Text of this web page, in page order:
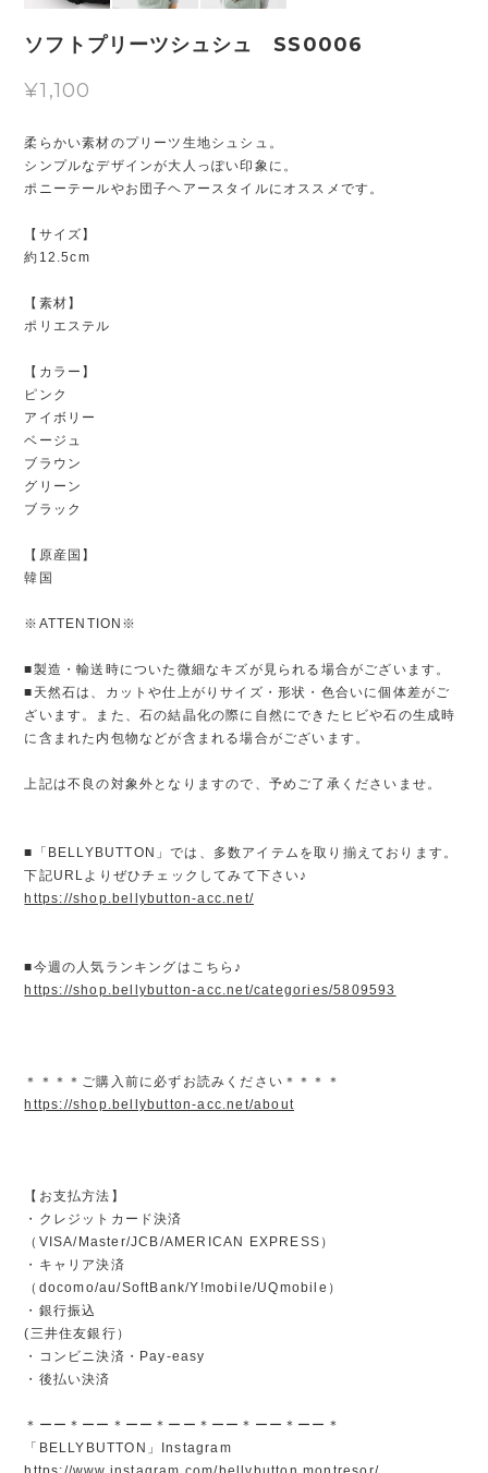
ソフトプリーツシュシュ SS0006
¥1,100
柔らかい素材のプリーツ生地シュシュ。
シンプルなデザインが大人っぽい印象に。
ポニーテールやお団子ヘアースタイルにオススメです。
【サイズ】
約12.5cm
【素材】
ポリエステル
【カラー】
ピンク
アイボリー
ベージュ
ブラウン
グリーン
ブラック
【原産国】
韓国
※ATTENTION※
■製造・輸送時についた微細なキズが見られる場合がございます。
■天然石は、カットや仕上がりサイズ・形状・色合いに個体差がご
ざいます。また、石の結晶化の際に自然にできたヒビや石の生成時
に含まれた内包物などが含まれる場合がございます。
上記は不良の対象外となりますので、予めご了承くださいませ。
■「BELLYBUTTON」では、多数アイテムを取り揃えております。
下記URLよりぜひチェックしてみて下さい♪
https://shop.bellybutton-acc.net/
■今週の人気ランキングはこちら♪
https://shop.bellybutton-acc.net/categories/5809593
＊＊＊＊ご購入前に必ずお読みください＊＊＊＊
https://shop.bellybutton-acc.net/about
【お支払方法】
・クレジットカード決済
（VISA/Master/JCB/AMERICAN EXPRESS）
・キャリア決済
（docomo/au/SoftBank/Y!mobile/UQmobile）
・銀行振込
(三井住友銀行）
・コンビニ決済・Pay-easy
・後払い決済
＊ーー＊ーー＊ーー＊ーー＊ーー＊ーー＊ーー＊
「BELLYBUTTON」Instagram